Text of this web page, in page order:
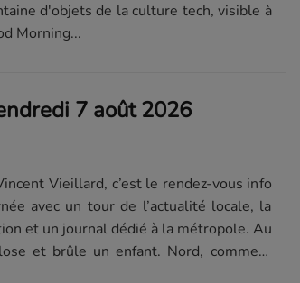
d'objets de la culture tech, visible à
Morning...
7 août 2026
Vieillard, c’est le rendez-vous info
avec un tour de l’actualité locale, la
et un journal dédié à la métropole. Au
et brûle un enfant. Nord, comment